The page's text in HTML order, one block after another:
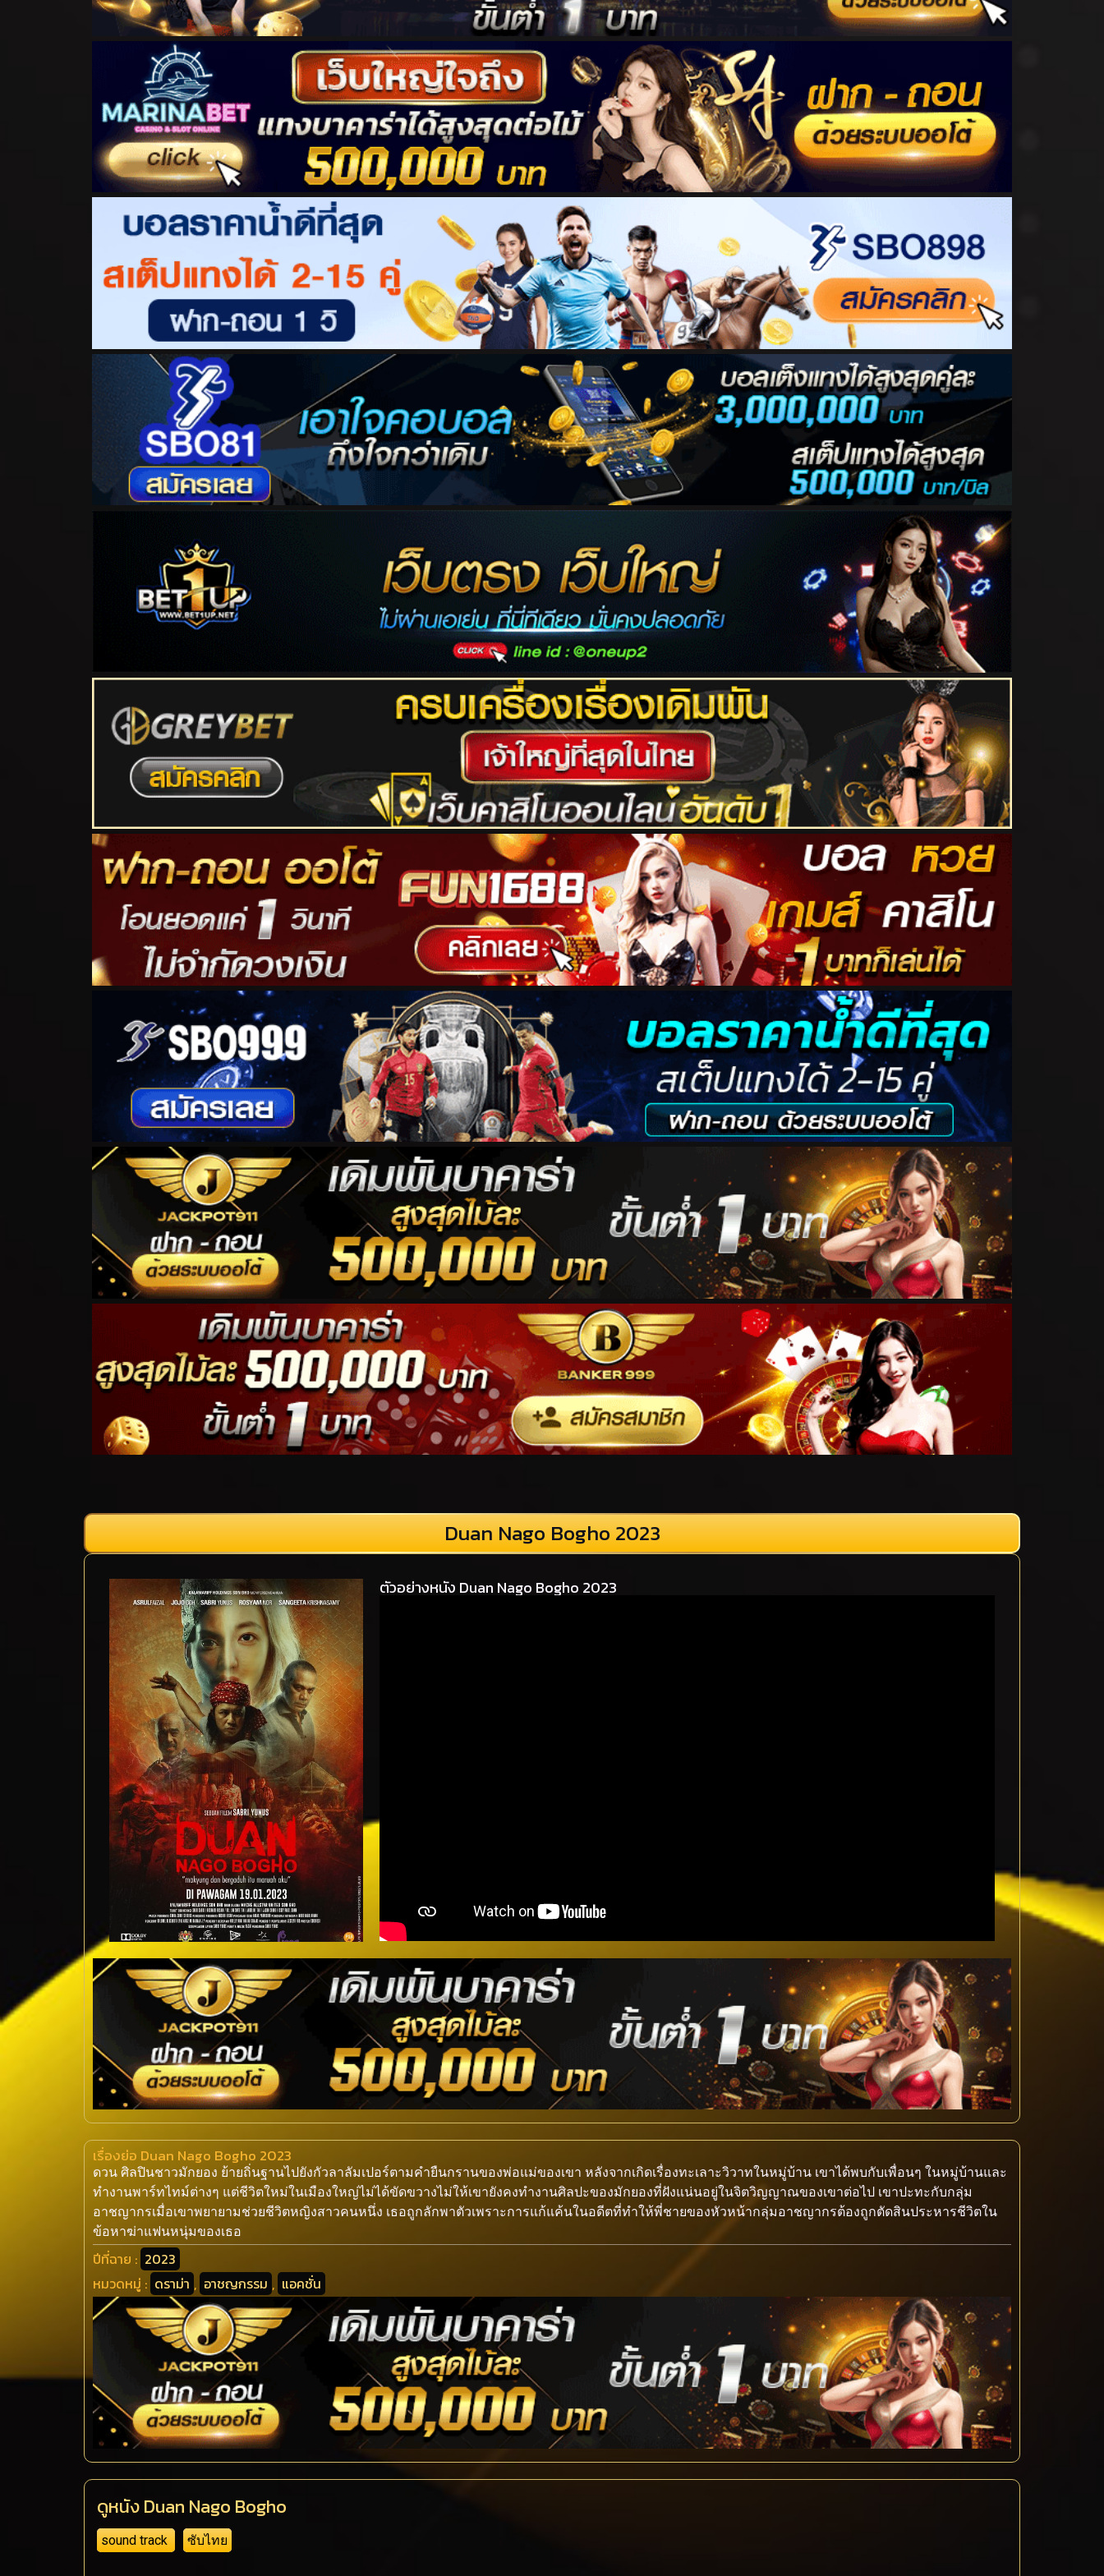
Duan Nago Bogho 2023
ตัวอย่างหนัง Duan Nago Bogho 2023
เรื่องย่อ Duan Nago Bogho 2023
ดวน ศิลปินชาวมักยอง ย้ายถิ่นฐานไปยังกัวลาลัมเปอร์ตามคำยืนกรานของพ่อแม่ของเขา หลังจากเกิดเรื่องทะเลาะวิวาทในหมู่บ้าน เขาได้พบกับเพื่อนๆ ในหมู่บ้านและ
ทำงานพาร์ทไทม์ต่างๆ แต่ชีวิตใหม่ในเมืองใหญ่ไม่ได้ขัดขวางไม่ให้เขายังคงทำงานศิลปะของมักยองที่ฝังแน่นอยู่ในจิตวิญญาณของเขาต่อไป เขาปะทะกับกลุ่ม
อาชญากรเมื่อเขาพยายามช่วยชีวิตหญิงสาวคนหนึ่ง เธอถูกลักพาตัวเพราะการแก้แค้นในอดีตที่ทำให้พี่ชายของหัวหน้ากลุ่มอาชญากรต้องถูกตัดสินประหารชีวิตใน
ข้อหาฆ่าแฟนหนุ่มของเธอ
ปีที่ฉาย : 2023
หมวดหมู่ : ดราม่า , อาชญกรรม , แอคชั่น
ดูหนัง Duan Nago Bogho
sound track ซับไทย